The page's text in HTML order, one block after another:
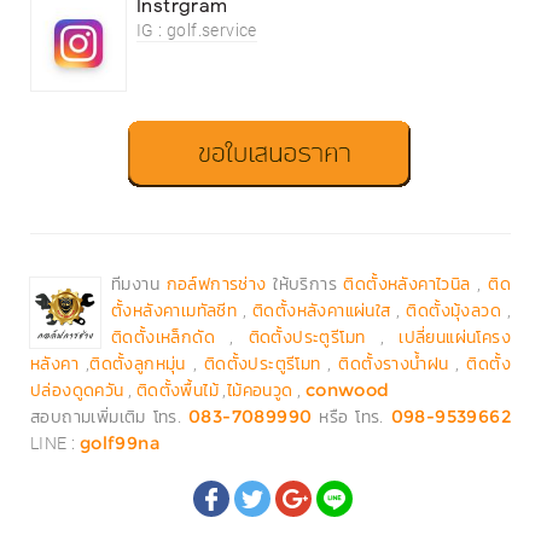
Instrgram
IG : golf.service
ทีมงาน กอล์ฟการช่าง ให้บริการติดตั้งหลังคาไวนิล ,ติด
ตั้งหลังคาเมทัลชีท , ติดตั้งหลังคาแผ่นใส ,ติดตั้งมุ้งลวด ,
ติดตั้งเหล็กดัด , ติดตั้งประตูรีโมท , เปลี่ยนแผ่นโครง
หลังคา ,ติดตั้งลูกหมุ่น , ติดตั้งประตูรีโมท ,ติดตั้งรางน้ำฝน ,ติดตั้ง
ปล่องดูดควัน , ติดตั้งพื้นไม้ ,ไม้คอนวูด , conwood
สอบถามเพิ่มเติม โทร. 083-7089990 หรือ โทร. 098-9539662
LINE : golf99na